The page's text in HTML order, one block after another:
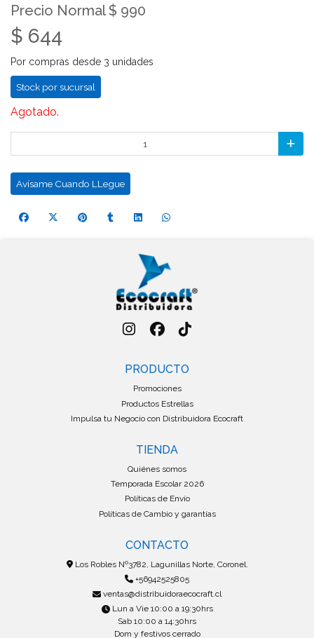
Precio Normal $ 990
$ 644
Por compras desde 3 unidades
Stock por sucursal
Agotado.
Avísame Cuando LLegue
PRODUCTO
Promociones
Productos Estrellas
Impulsa tu Negocio con Distribuidora Ecocraft
TIENDA
Quiénes somos
Temporada Escolar 2026
Políticas de Envío
Políticas de Cambio y garantías
CONTACTO
Los Robles Nº3782, Lagunillas Norte, Coronel.
+56942525805
ventas@distribuidoraecocraft.cl
Lun a Vie 10:00 a 19:30hrs
Sab 10:00 a 14:30hrs
Dom y festivos cerrado